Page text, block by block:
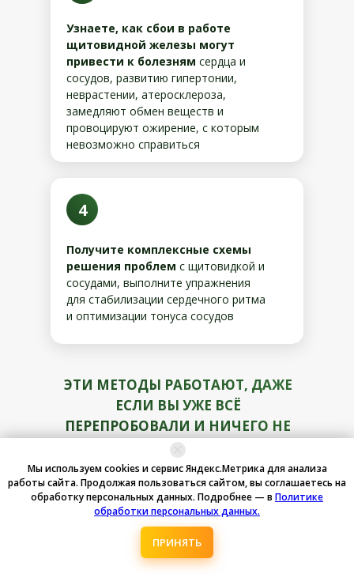
Узнаете, как сбои в работе
щитовидной железы могут
привести к болезням сердца и
сосудов, развитию гипертонии,
неврастении, атеросклероза,
замедляют обмен веществ и
провоцируют ожирение, с которым
невозможно справиться
Получите комплексные схемы
решения проблем с щитовидкой и
сосудами, выполните упражнения
для стабилизации сердечного ритма
и оптимизации тонуса сосудов
4
ЭТИ МЕТОДЫ РАБОТАЮТ, ДАЖЕ
ЕСЛИ ВЫ УЖЕ ВСЁ
ПЕРЕПРОБОВАЛИ И НИЧЕГО НЕ
ПОМОГАЕТ.
Сразу после регистрации вы получите
подарок: упражнение
«Стоп-нарушения
щитовидной железы»
которому всего через 3 минуты
избавитесь от нервозности, тахикардии,
Мы используем cookies и сервис Яндекс.Метрика для анализа
работы сайта. Продолжая пользоваться сайтом, вы соглашаетесь на
обработку персональных данных. Подробнее — в Политике
обработки персональных данных.
ПРИНЯТЬ